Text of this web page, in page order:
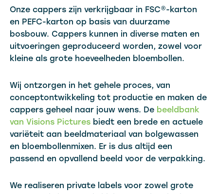
Onze cappers zijn verkrijgbaar in FSC®-karton
en PEFC-karton op basis van duurzame
bosbouw. Cappers kunnen in diverse maten en
uitvoeringen geproduceerd worden, zowel voor
kleine als grote hoeveelheden bloembollen.
Wij ontzorgen in het gehele proces, van
conceptontwikkeling tot productie en maken de
cappers geheel naar jouw wens. De beeldbank
van Visions Pictures biedt een brede en actuele
variëteit aan beeldmateriaal van bolgewassen
en bloembollenmixen. Er is dus altijd een
passend en opvallend beeld voor de verpakking.
We realiseren private labels voor zowel grote